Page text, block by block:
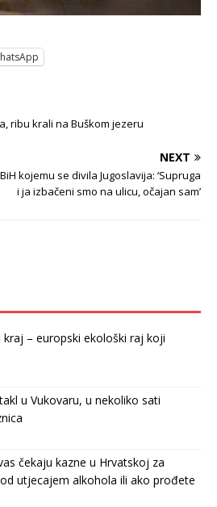
ribu krali na Buškom jezeru
NEXT
kojemu se divila Jugoslavija: ‘Supruga
i ja izbačeni smo na ulicu, očajan sam’
kraj – europski ekološki raj koji
u Vukovaru, u nekoliko sati
čekaju kazne u Hrvatskoj za
utjecajem alkohola ili ako prođete